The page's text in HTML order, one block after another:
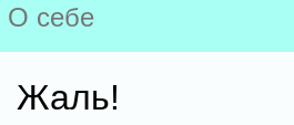
О себе
Жаль!